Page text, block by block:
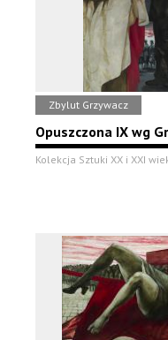
Zbylut Grzywacz
Opuszczona IX wg
Kolekcja Sztuki XX i XXI